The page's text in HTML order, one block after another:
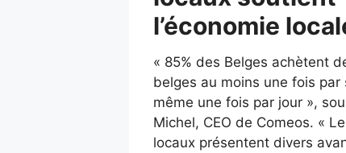
l’économie
« 85% des Belges achètent
belges au moins une fois par
même une fois par jour »,
Michel, CEO de Comeos. «
locaux présentent divers